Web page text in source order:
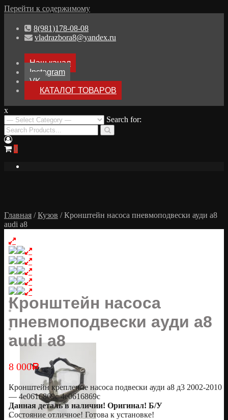
Перейти к содержимому
8(981)178-08-08
vladrazbora8@yandex.ru
Наш канал
Instagram
VK
КАТАЛОГ ТОВАРОВ
Разбор Ауди А8
Разборка Audi A8 D3
x
Search for:
0
Главная /Кузов / Кронштейн насоса пневмоподвески ауди а8
audi a8
Кронштейн насоса
пневмоподвески ауди а8
audi a8
8 000Р
Кронштейн крепление насоса подвески ауди а8 д3 2002-2010
— 4e0616869c 4е0616869с
Данная деталь в наличии! Оригинал! Б/У
Состояние отличное! Готова к установке!